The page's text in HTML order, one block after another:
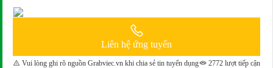
Liên hệ ứng tuyển
Vui lòng ghi rõ nguồn Grabviec.vn khi chia sẻ tin tuyển dụng 2772 lượt tiếp cận